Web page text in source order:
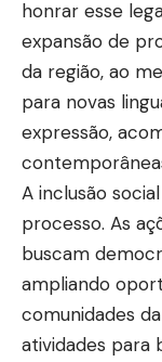
honrar esse
expansão de
da região, ao
para novas
expressão,
A inclusão
processo. As
buscam
ampliando
comunidades
atividades para